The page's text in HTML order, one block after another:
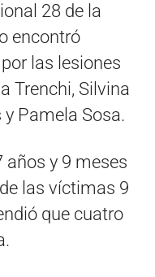
28 de la
encontró
las lesiones
Trenchi, Silvina
Pamela Sosa.
años y 9 meses
las víctimas 9
que cuatro